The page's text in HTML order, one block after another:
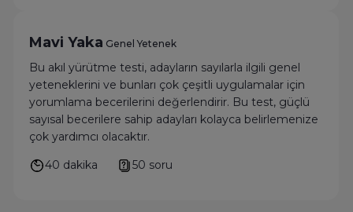
Mavi Yaka Genel Yetenek
Bu akıl yürütme testi, adayların sayılarla ilgili genel
yeteneklerini ve bunları çok çeşitli uygulamalar için
yorumlama becerilerini değerlendirir. Bu test, güçlü
sayısal becerilere sahip adayları kolayca belirlemenize
çok yardımcı olacaktır.
40 dakika
50 soru